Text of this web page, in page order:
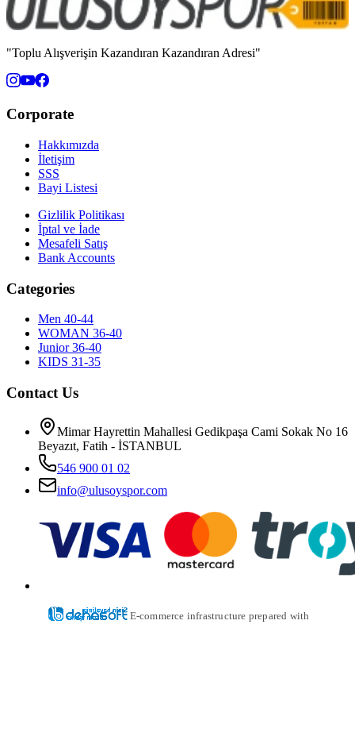
"Toplu Alışverişin Kazandıran Kazandıran Adresi"
Corporate
Hakkımızda
İletişim
SSS
Bayi Listesi
Gizlilik Politikası
İptal ve İade
Mesafeli Satış
Bank Accounts
Categories
Men 40-44
WOMAN 36-40
Junior 36-40
KIDS 31-35
Contact Us
Mimar Hayrettin Mahallesi Gedikpaşa Cami Sokak No 16
Beyazıt, Fatih - İSTANBUL
546 900 01 02
info@ulusoyspor.com
E-commerce infrastructure prepared with